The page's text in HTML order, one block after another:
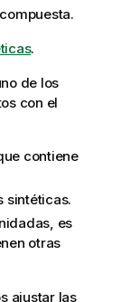
.
de los
con el
contiene
sintéticas.
es
otras
ajustar las